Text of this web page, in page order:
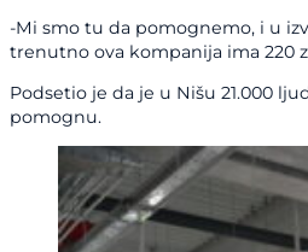
-Mi smo tu da pomognemo, i u
trenutno ova kompanija ima 220
Podsetio je da je u Nišu 21.000
pomognu.